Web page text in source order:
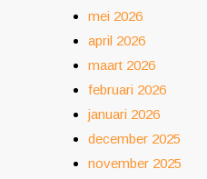
mei 2026
april 2026
maart 2026
februari 2026
januari 2026
december 2025
november 2025